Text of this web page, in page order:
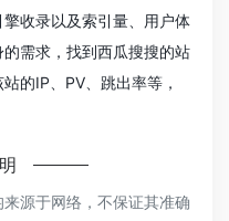
收录以及索引量、用户体
需求，找到西瓜搜搜的站
的IP、PV、跳出率等，
源于网络，不保证其准确